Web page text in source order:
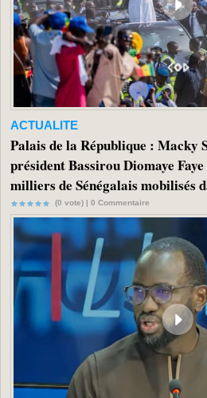
ACTUALITE
Palais de la République : Macky
président Bassirou Diomaye Faye
milliers de Sénégalais mobilisés
(0 vote) | 0 Commentaire